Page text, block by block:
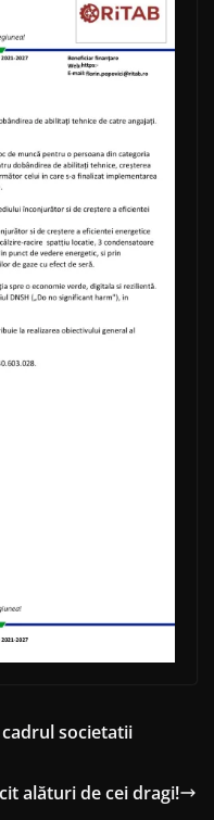
societatii
alături de cei dragi!